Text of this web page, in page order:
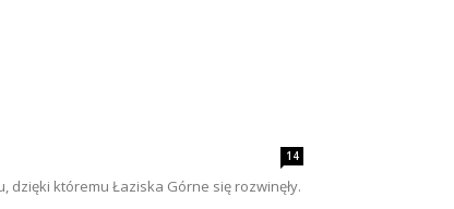
14
dzięki któremu Łaziska Górne się rozwinęły.